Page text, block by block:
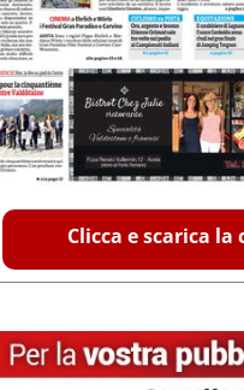
Clicca e scarica la